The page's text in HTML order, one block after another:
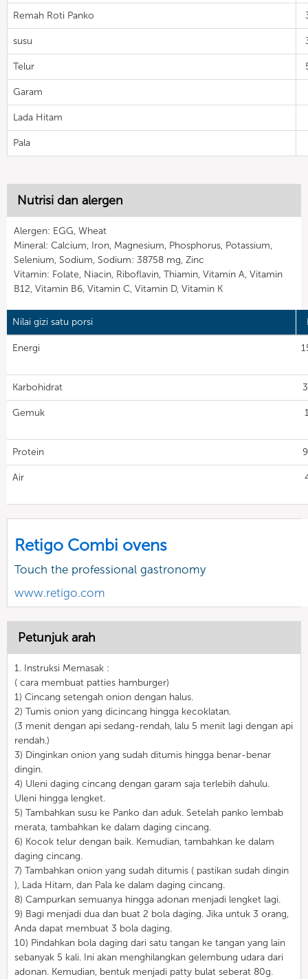
Remah Roti Panko
susu
Telur
Garam
Lada Hitam
Pala
Nutrisi dan alergen
Alergen: EGG, Wheat
Mineral: Calcium, Iron, Magnesium, Phosphorus, Potassium,
Selenium, Sodium, Sodium: 38758 mg, Zinc
Vitamin: Folate, Niacin, Riboflavin, Thiamin, Vitamin A, Vitamin
B12, Vitamin B6, Vitamin C, Vitamin D, Vitamin K
Nilai gizi satu porsi
Energi
Karbohidrat
Gemuk
Protein
Air
Retigo Combi ovens
Touch the professional gastronomy
www.retigo.com
Petunjuk arah
1. Instruksi Memasak :
( cara membuat patties hamburger)
1) Cincang setengah onion dengan halus.
2) Tumis onion yang dicincang hingga kecoklatan.
(3 menit dengan api sedang-rendah, lalu 5 menit lagi dengan api
rendah.)
3) Dinginkan onion yang sudah ditumis hingga benar-benar
dingin.
4) Uleni daging cincang dengan garam saja terlebih dahulu.
Uleni hingga lengket.
5) Tambahkan susu ke Panko dan aduk. Setelah panko lembab
merata, tambahkan ke dalam daging cincang.
6) Kocok telur dengan baik. Kemudian, tambahkan ke dalam
daging cincang.
7) Tambahkan onion yang sudah ditumis ( pastikan sudah dingin
), Lada Hitam, dan Pala ke dalam daging cincang.
8) Campurkan semuanya hingga adonan menjadi lengket lagi.
9) Bagi menjadi dua dan buat 2 bola daging. Jika untuk 3 orang,
Anda dapat membuat 3 bola daging.
10) Pindahkan bola daging dari satu tangan ke tangan yang lain
sebanyak 5 kali. Ini akan menghilangkan gelembung udara dari
adonan. Kemudian, bentuk menjadi patty bulat seberat 80g.